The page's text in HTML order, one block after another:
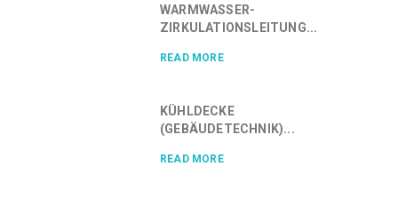
WARMWASSER-
ZIRKULATIONSLEITUNG...
READ MORE
KÜHLDECKE
(GEBÄUDETECHNIK)...
READ MORE